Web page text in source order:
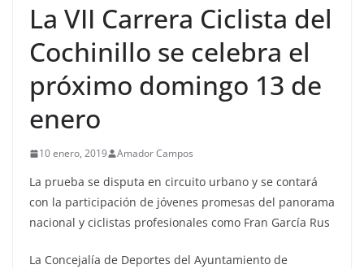
La VII Carrera Ciclista del
Cochinillo se celebra el
próximo domingo 13 de
enero
10 enero, 2019 Amador Campos
La prueba se disputa en circuito urbano y se contará
con la participación de jóvenes promesas del panorama
nacional y ciclistas profesionales como Fran García Rus
La Concejalía de Deportes del Ayuntamiento de